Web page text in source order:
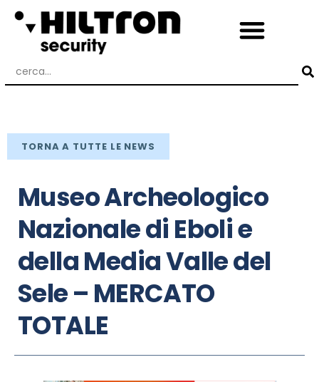
TORNA A TUTTE LE NEWS
Museo Archeologico
Nazionale di Eboli e
della Media Valle del
Sele – MERCATO
TOTALE